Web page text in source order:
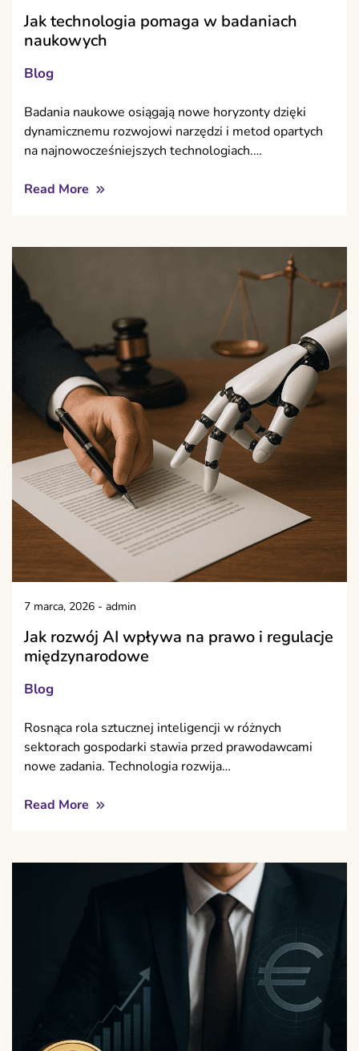
Jak technologia pomaga w badaniach
naukowych
Blog
Badania naukowe osiągają nowe horyzonty dzięki
dynamicznemu rozwojowi narzędzi i metod opartych
na najnowocześniejszych technologiach.…
Read More
7 marca, 2026 - admin
Jak rozwój AI wpływa na prawo i regulacje
międzynarodowe
Blog
Rosnąca rola sztucznej inteligencji w różnych
sektorach gospodarki stawia przed prawodawcami
nowe zadania. Technologia rozwija…
Read More